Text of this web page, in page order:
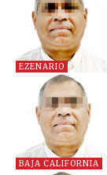
EZENARIO
BAJA CALIFORNIA